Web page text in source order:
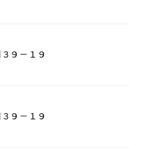
９－１９
９－１９